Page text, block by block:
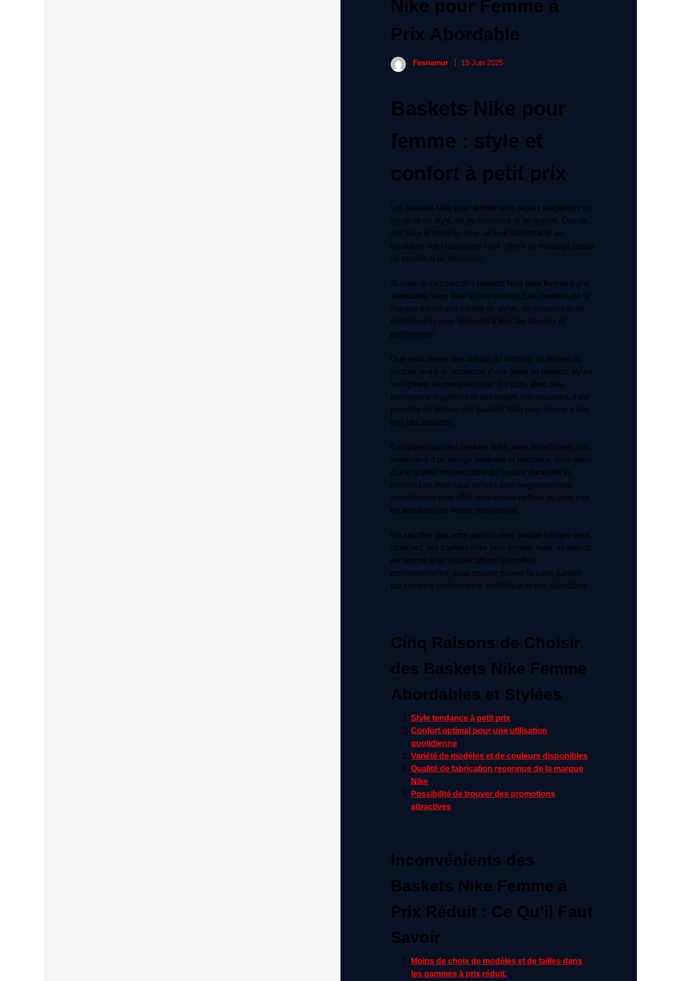
Nike pour Femme à
Prix Abordable
Fesnamur 19 Juin 2025
Baskets Nike pour
femme : style et
confort à petit prix
Les baskets Nike pour femme sont depuis longtemps un
symbole de style, de performance et de qualité. Que ce
soit pour le sport ou pour un look décontracté au
quotidien, les chaussures Nike offrent un mélange parfait
de confort et de tendance.
Si vous recherchez des baskets Nike pour femme à prix
abordable, vous êtes au bon endroit. Les modèles de la
marque offrent une variété de styles, de couleurs et de
technologies pour répondre à tous les besoins et
préférences.
Que vous soyez une adepte du running, du fitness ou
simplement à la recherche d’une paire de baskets stylée,
les options ne manquent pas. De plus, avec des
promotions régulières et des soldes intéressantes, il est
possible de trouver des baskets Nike pour femme à des
prix très attractifs.
En optant pour des baskets Nike, vous bénéficierez non
seulement d’un design moderne et tendance, mais aussi
d’une qualité irréprochable qui assure durabilité et
confort. Les matériaux utilisés sont soigneusement
sélectionnés pour offrir un maintien optimal du pied tout
en assurant une bonne respirabilité.
Ne sacrifiez pas votre style ni votre budget lorsque vous
cherchez des baskets Nike pour femme. Avec un peu de
recherche et en restant attentif aux offres
promotionnelles, vous pouvez trouver la paire parfaite
qui combine performance, esthétique et prix abordable.
Cinq Raisons de Choisir
des Baskets Nike Femme
Abordables et Stylées
Style tendance à petit prix
Confort optimal pour une utilisation
quotidienne
Variété de modèles et de couleurs disponibles
Qualité de fabrication reconnue de la marque
Nike
Possibilité de trouver des promotions
attractives
Inconvénients des
Baskets Nike Femme à
Prix Réduit : Ce Qu’il Faut
Savoir
Moins de choix de modèles et de tailles dans
les gammes à prix réduit.